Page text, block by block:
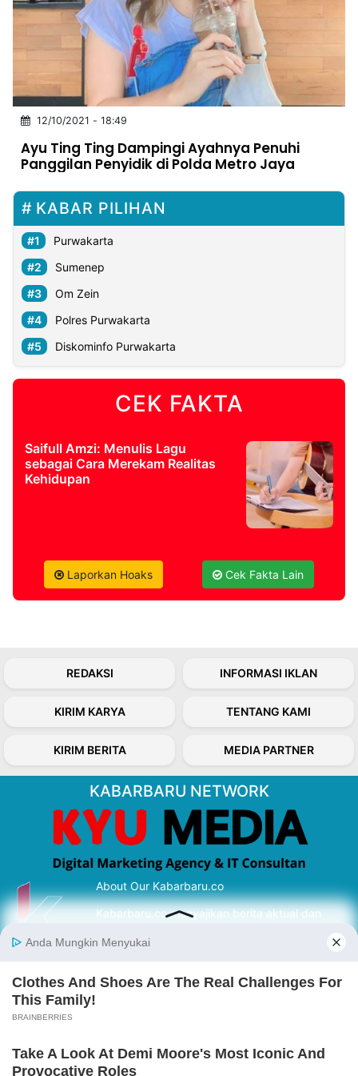
INDONESIA
Partner
Insight
NTB
Suara
Time
Lens
IDN
Daily
Jogja
Jalan
Rakyat
Idealita
News
Kita
Notice
Dinamikapost.com
Radar
Baru
Seedbacklink
Follow
Kabarbaru
12/10/2021 - 18:49
Ayu Ting Ting Dampingi Ayahnya Penuhi
Panggilan Penyidik di Polda Metro Jaya
KABAR PILIHAN
Purwakarta
Sumenep
Om Zein
Polres Purwakarta
Diskominfo Purwakarta
CEK FAKTA
Saifull Amzi: Menulis Lagu
sebagai Cara Merekam Realitas
Kehidupan
Laporkan Hoaks Cek Fakta Lain
REDAKSI INFORMASI IKLAN
KIRIM KARYA TENTANG KAMI
KIRIM BERITA MEDIA PARTNER
KABARBARU NETWORK
About Our Kabarbaru.co
Kabarbaru.co menyajikan berita aktual dan
serta terverifikasi dari sumber yang tepat.
Follow Kabarbaru